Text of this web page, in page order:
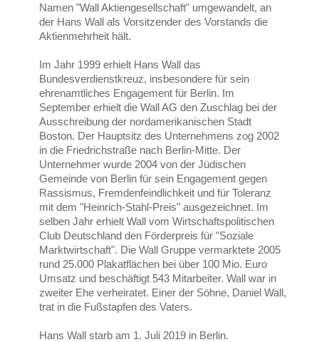
Namen "Wall Aktiengesellschaft" umgewandelt, an
der Hans Wall als Vorsitzender des Vorstands die
Aktienmehrheit hält.
Im Jahr 1999 erhielt Hans Wall das
Bundesverdienstkreuz, insbesondere für sein
ehrenamtliches Engagement für Berlin. Im
September erhielt die Wall AG den Zuschlag bei der
Ausschreibung der nordamerikanischen Stadt
Boston. Der Hauptsitz des Unternehmens zog 2002
in die Friedrichstraße nach Berlin-Mitte. Der
Unternehmer wurde 2004 von der Jüdischen
Gemeinde von Berlin für sein Engagement gegen
Rassismus, Fremdenfeindlichkeit und für Toleranz
mit dem "Heinrich-Stahl-Preis" ausgezeichnet. Im
selben Jahr erhielt Wall vom Wirtschaftspolitischen
Club Deutschland den Förderpreis für "Soziale
Marktwirtschaft". Die Wall Gruppe vermarktete 2005
rund 25.000 Plakatflächen bei über 100 Mio. Euro
Umsatz und beschäftigt 543 Mitarbeiter. Wall war in
zweiter Ehe verheiratet. Einer der Söhne, Daniel Wall,
trat in die Fußstapfen des Vaters.
Hans Wall starb am 1. Juli 2019 in Berlin.